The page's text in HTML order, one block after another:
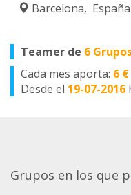
Barcelona, España
Teamer de 6
Cada mes aporta: 6
Desde el 19-07-2016
Grupos en los que